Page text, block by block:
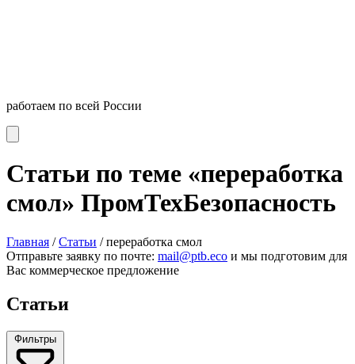
работаем по всей России
Статьи по теме «переработка
смол» ПромТехБезопасность
Главная /Статьи /переработка смол
Отправьте заявку по почте: mail@ptb.eco и мы подготовим для
Вас коммерческое предложение
Статьи
Фильтры